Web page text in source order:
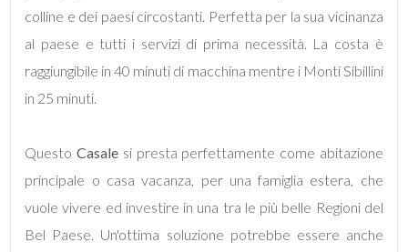
colline e dei paesi circostanti. Perfetta per la sua vicinanza
al paese e tutti i servizi di prima necessità. La costa è
raggiungibile in 40 minuti di macchina mentre i Monti Sibillini
in 25 minuti.
Questo Casalesi presta perfettamente come abitazione
principale o casa vacanza, per una famiglia estera, che
vuole vivere ed investire in una tra le più belle Regioni del
Bel Paese. Un'ottima soluzione potrebbe essere anche
5+
Bagni
Qualsiasi
1